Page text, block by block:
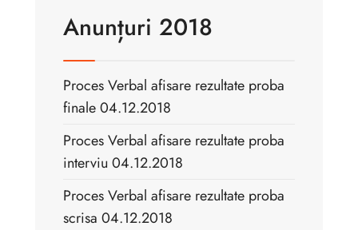
Anunțuri 2018
Proces Verbal afisare rezultate proba
finale 04.12.2018
Proces Verbal afisare rezultate proba
interviu 04.12.2018
Proces Verbal afisare rezultate proba
scrisa 04.12.2018